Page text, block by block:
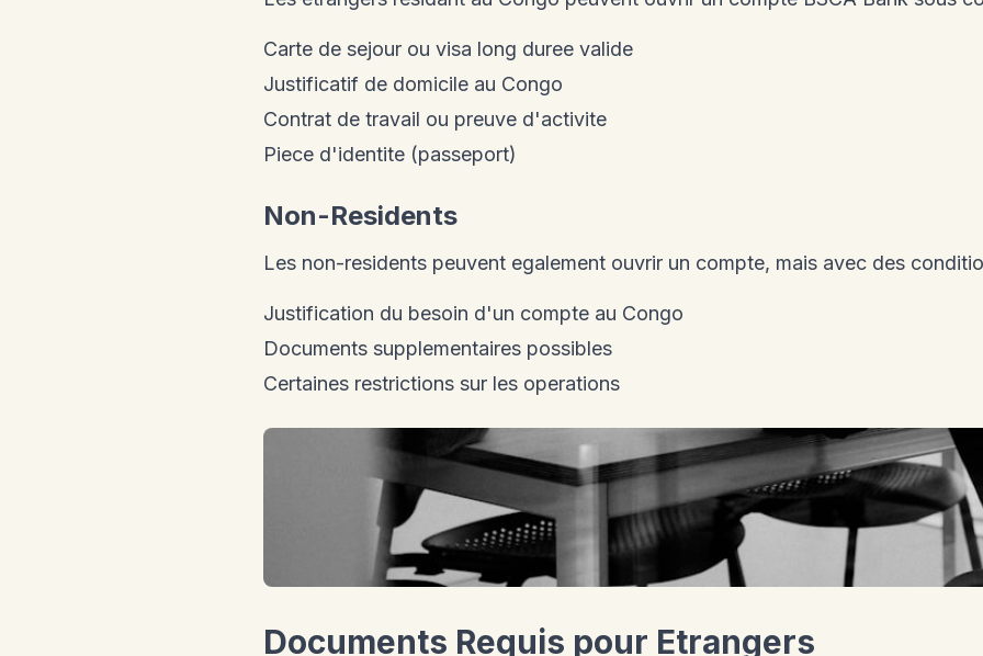
Carte de sejour ou visa long duree valide
Justificatif de domicile au Congo
Contrat de travail ou preuve d'activite
Piece d'identite (passeport)
Non-Residents
Les non-residents peuvent egalement ouvrir un compte, mais avec des
Justification du besoin d'un compte au Congo
Documents supplementaires possibles
Certaines restrictions sur les operations
Documents Requis pour Etrangers